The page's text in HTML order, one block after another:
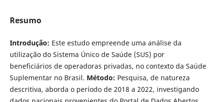
Resumo
Introdução: Este estudo empreende uma análise da
utilização do Sistema Único de Saúde (SUS) por
beneficiários de operadoras privadas, no contexto da Saúde
Suplementar no Brasil. Método: Pesquisa, de natureza
descritiva, aborda o período de 2018 a 2022, investigando